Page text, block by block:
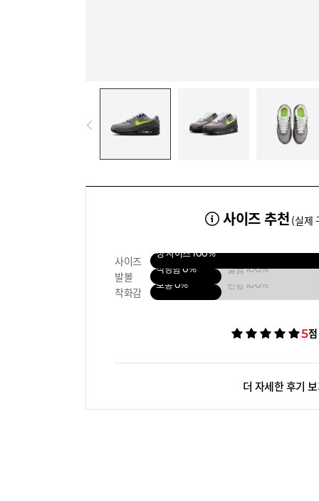
사이즈 추천 (실제
사이즈
정 사이즈100%
발볼
적당함 0% 넓음100%
착화감
보통0% 편함 100%
5점
더 자세한 후기